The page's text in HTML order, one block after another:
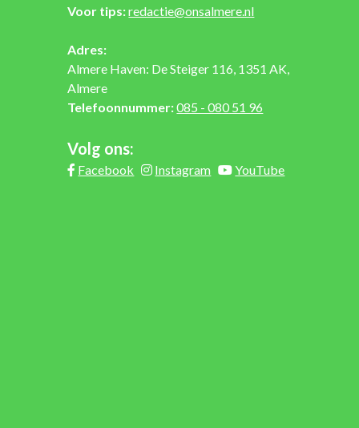
Voor tips:redactie@onsalmere.nl
Adres:
Almere Haven: De Steiger 116, 1351 AK,
Almere
Telefoonnummer:085 - 080 51 96
Volg ons:
Facebook Instagram YouTube